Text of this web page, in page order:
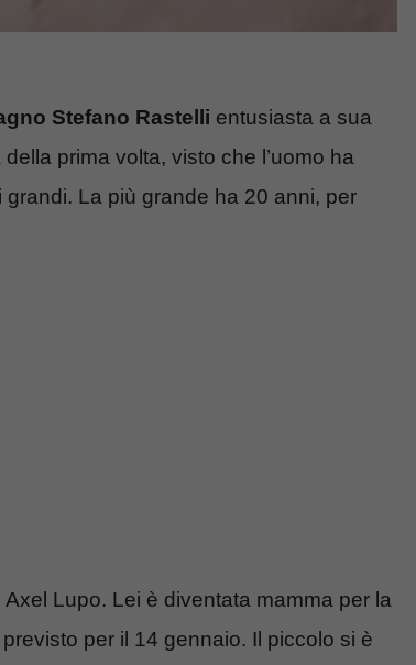
Stefano Rastelli entusiasta a sua
prima volta, visto che l’uomo ha
La più grande ha 20 anni, per
Lupo. Lei è diventata mamma per la
per il 14 gennaio. Il piccolo si è